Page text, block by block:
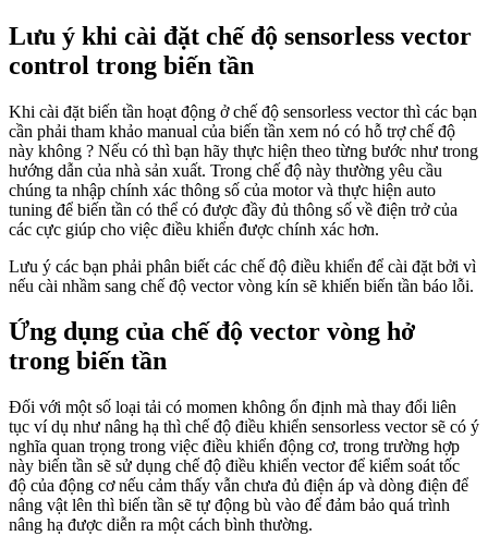
Lưu ý khi cài đặt chế độ sensorless vector
control trong biến tần
Khi cài đặt biến tần hoạt động ở chế độ sensorless vector thì các bạn
cần phải tham khảo manual của biến tần xem nó có hỗ trợ chế độ
này không ? Nếu có thì bạn hãy thực hiện theo từng bước như trong
hướng dẫn của nhà sản xuất. Trong chế độ này thường yêu cầu
chúng ta nhập chính xác thông số của motor và thực hiện auto
tuning để biến tần có thể có được đầy đủ thông số về điện trở của
các cực giúp cho việc điều khiển được chính xác hơn.
Lưu ý các bạn phải phân biết các chế độ điều khiển để cài đặt bởi vì
nếu cài nhầm sang chế độ vector vòng kín sẽ khiến biến tần báo lỗi.
Ứng dụng của chế độ vector vòng hở
trong biến tần
Đối với một số loại tải có momen không ổn định mà thay đổi liên
tục ví dụ như nâng hạ thì chế độ điều khiển sensorless vector sẽ có ý
nghĩa quan trọng trong việc điều khiển động cơ, trong trường hợp
này biến tần sẽ sử dụng chế độ điều khiển vector để kiểm soát tốc
độ của động cơ nếu cảm thấy vẫn chưa đủ điện áp và dòng điện để
nâng vật lên thì biến tần sẽ tự động bù vào để đảm bảo quá trình
nâng hạ được diễn ra một cách bình thường.